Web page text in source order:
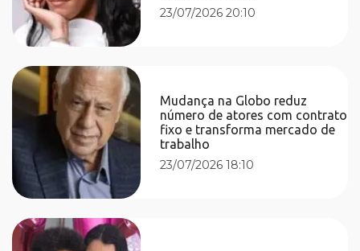
23/07/2026 20:10
Mudança na Globo reduz
número de atores com contrato
fixo e transforma mercado de
trabalho
23/07/2026 18:10